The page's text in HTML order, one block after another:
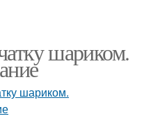
шариком.